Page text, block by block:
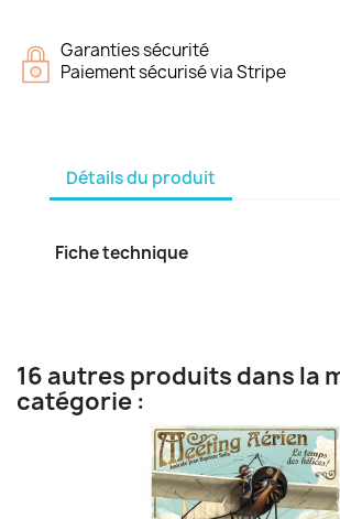
Garanties sécurité
Paiement sécurisé via Stripe
Détails du produit
Fiche technique
16 autres produits dans la
catégorie :